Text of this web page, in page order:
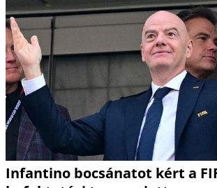
Infantino bocsánatot kért a